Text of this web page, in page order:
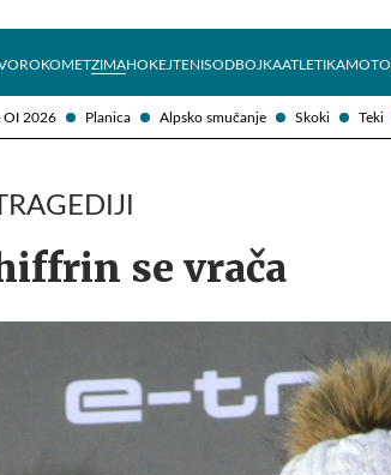
OI 2026 Planica Alpsko smučanje Skoki Teki
ROKOMETZIMAHOKEJTENISODBOJKAATLETIKAMOTO
se vrača